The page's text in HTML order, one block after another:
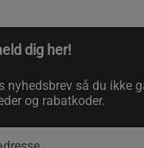
dig her!
nyhedsbrev så du ikke
og rabatkoder.